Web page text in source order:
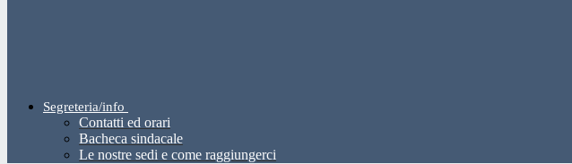
Segreteria/info
Contatti ed orari
Bacheca sindacale
Le nostre sedi e come raggiungerci